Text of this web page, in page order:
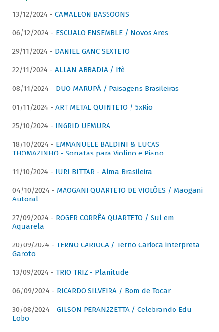
13/12/2024 - CAMALEON BASSOONS
06/12/2024 - ESCUALO ENSEMBLE / Novos Ares
29/11/2024 - DANIEL GANC SEXTETO
22/11/2024 - ALLAN ABBADIA / Ifè
08/11/2024 - DUO MARUPÁ / Paisagens Brasileiras
01/11/2024 - ART METAL QUINTETO / 5xRio
25/10/2024 - INGRID UEMURA
18/10/2024 - EMMANUELE BALDINI & LUCAS
THOMAZINHO - Sonatas para Violino e Piano
11/10/2024 - IURI BITTAR - Alma Brasileira
04/10/2024 - MAOGANI QUARTETO DE VIOLÕES / Maogani
Autoral
27/09/2024 - ROGER CORRÊA QUARTETO / Sul em
Aquarela
20/09/2024 - TERNO CARIOCA / Terno Carioca interpreta
Garoto
13/09/2024 - TRIO TRIZ - Planitude
06/09/2024 - RICARDO SILVEIRA / Bom de Tocar
30/08/2024 - GILSON PERANZZETTA / Celebrando Edu
Lobo